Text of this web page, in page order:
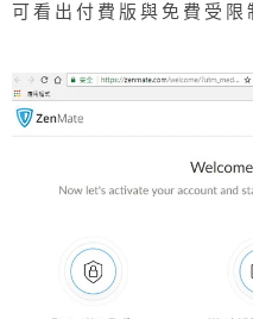
可看出付費版與免費受限